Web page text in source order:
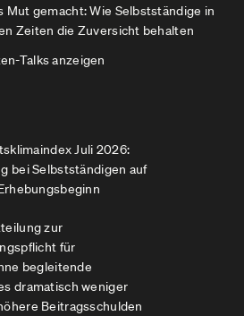
Mut gemacht: Wie Selbstständige in
Zeiten die Zuversicht behalten
Talks anzeigen
Juli 2026:
bei Selbstständigen auf
zur
für
begleitende
dramatisch weniger
Beitragsschulden